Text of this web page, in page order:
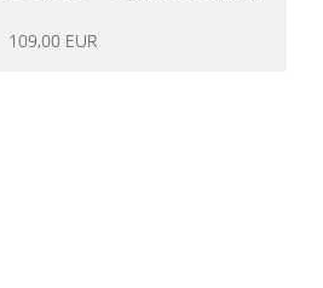
109,00 EUR